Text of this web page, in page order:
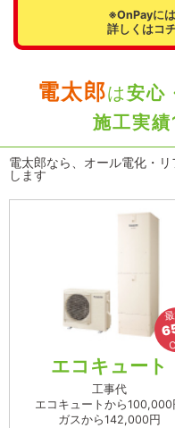
※OnPayに
詳しくはコ
電太郎は安心
施工実
電太郎なら、オール電化・
します
エコキュート
工事代
エコキュートから100,000
ガスから142,000円